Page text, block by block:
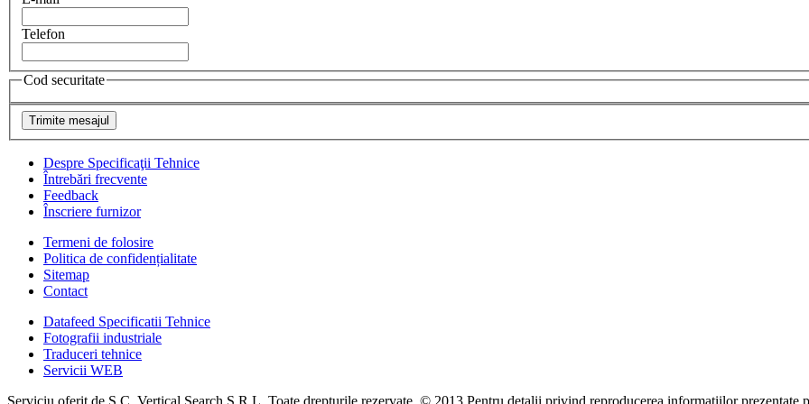
Telefon
Cod securitate
Despre Specificaţii Tehnice
Întrebări frecvente
Feedback
Înscriere furnizor
Termeni de folosire
Politica de confidențialitate
Sitemap
Contact
Datafeed Specificatii Tehnice
Fotografii industriale
Traduceri tehnice
Servicii WEB
Serviciu oferit de S.C. Vertical Search S.R.L. Toate drepturile rezervate. © 2013 Pentru detalii privind reproducerea informaţiilor prezentate